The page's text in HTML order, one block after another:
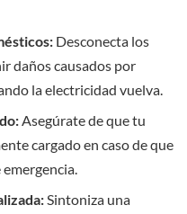
Desconecta los
daños causados por
la electricidad vuelva.
Asegúrate de que tu
cargado en caso de que
Sintoniza una